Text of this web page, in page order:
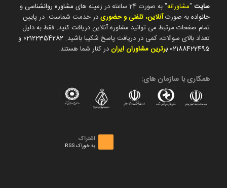
سایت"مشاورانه" به صورت 24 ساعته در زمینه های مشاوره روانشناسی و
خانوادهبه صورتآنلاین، تلفنی و حضوریدر خدمت شماست. در پایین
تمام صفحات مرتبط می توانید مشاوره آنلاین دریافت کنید. فقط به دلیل
تعداد بالای سوالات، کمی در دریافت پاسخ شکیبا باشید. 02122354282 و
02188422495 برترین مشاوران ایراندر کنار شما هستند.
همکاری با سازمان های:
اشتراک
به خوراک RSS